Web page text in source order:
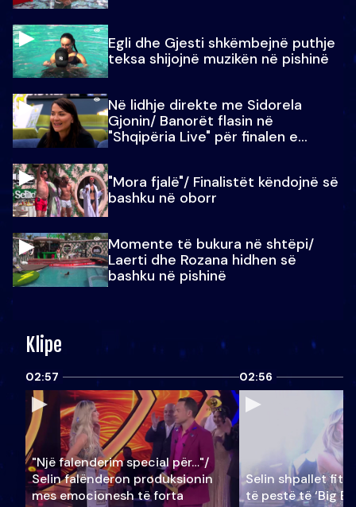
Egli dhe Gjesti shkëmbejnë puthje
teksa shijojnë muzikën në pishinë
Në lidhje direkte me Sidorela
Gjonin/ Banorët flasin në
"Shqipëria Live" për finalen e
"Mora fjalë"/ Finalistët këndojnë së
bashku në oborr
Momente të bukura në shtëpi/
Laerti dhe Rozana hidhen së
bashku në pishinë
Klipe
02:57
"Një falenderim special për…"/
Selin falënderon produksionin
mes emocionesh të forta
02:56
Selin shpallet
të pestë të ‘Big